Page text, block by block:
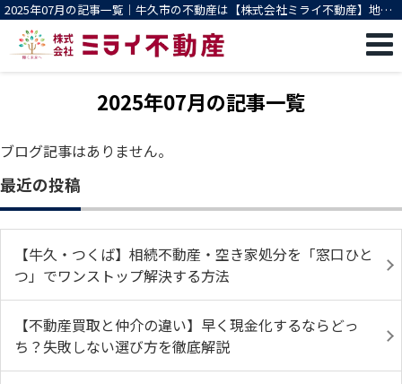
2025年07月の記事一覧｜牛久市の不動産は【株式会社ミライ不動産】地域
密着 買取/売却 相談無料
2025年07月の記事一覧
ブログ記事はありません。
最近の投稿
【牛久・つくば】相続不動産・空き家処分を「窓口ひと
つ」でワンストップ解決する方法
【不動産買取と仲介の違い】早く現金化するならどっ
ち？失敗しない選び方を徹底解説